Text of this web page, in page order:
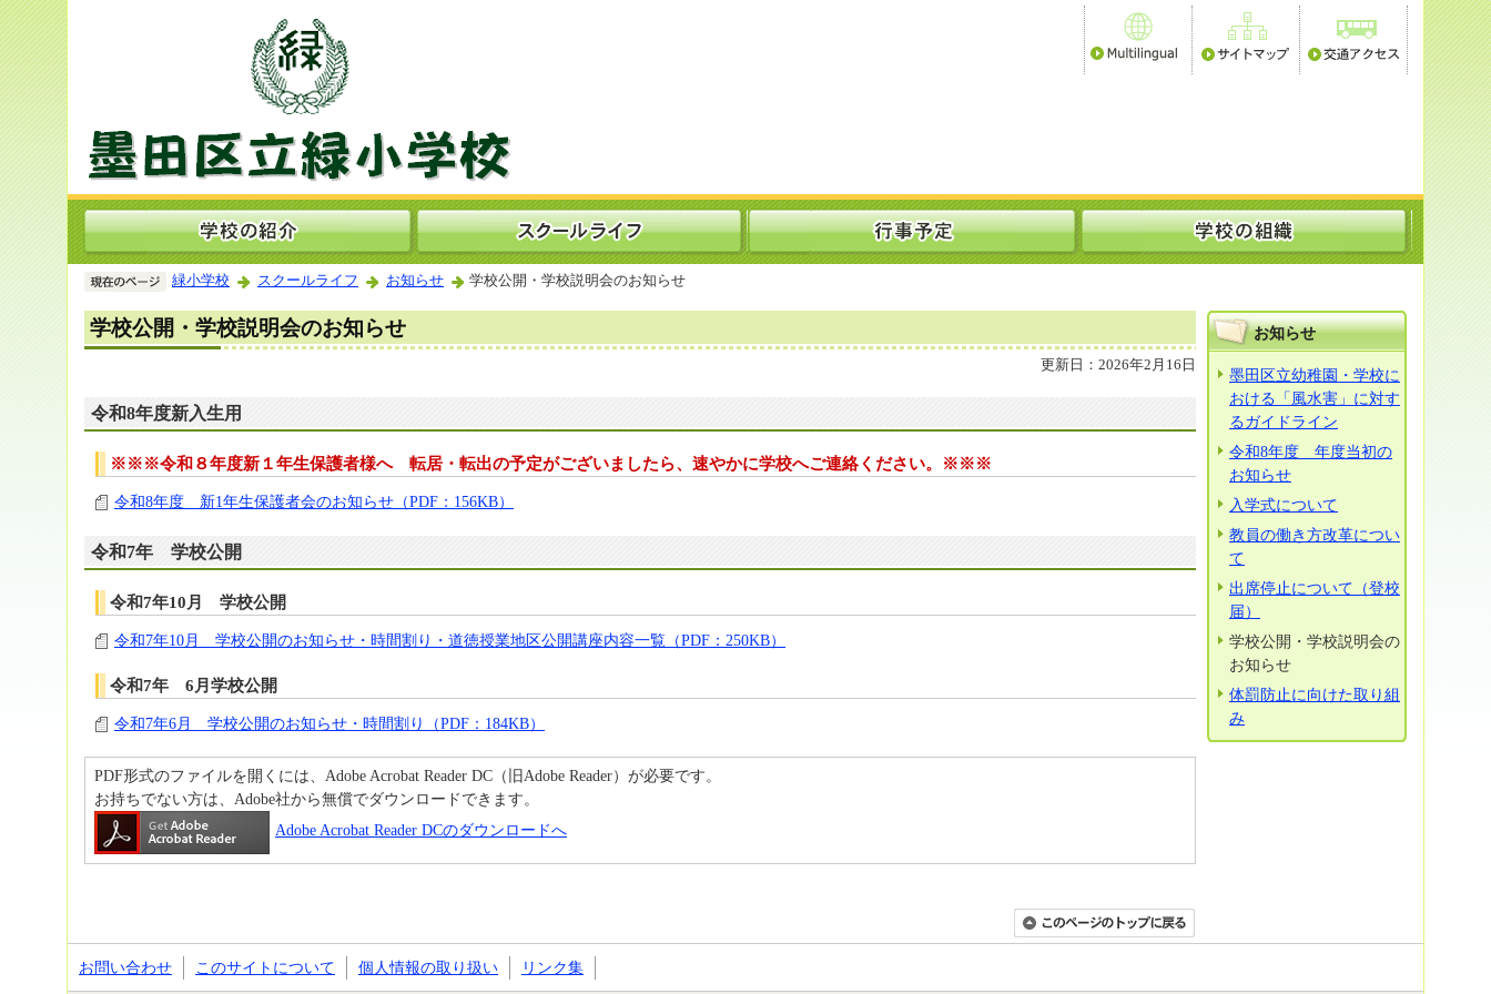
緑小学校 スクールライフ お知らせ 学校公開・学校説明会のお知らせ
学校公開・学校説明会のお知らせ
更新日：2026年2月16日
令和8年度新入生用
※※※令和８年度新１年生保護者様へ 転居・転出の予定がございましたら、速やかに学校へご連絡ください。※※※
令和8年度 新1年生保護者会のお知らせ（PDF：156KB）
令和7年 学校公開
令和7年10月 学校公開
令和7年10月 学校公開のお知らせ・時間割り・道徳授業地区公開講座内容一覧（PDF：250KB）
令和7年 6月学校公開
令和7年6月 学校公開のお知らせ・時間割り（PDF：184KB）
PDF形式のファイルを開くには、Adobe Acrobat Reader DC（旧Adobe Reader）が必要です。
お持ちでない方は、Adobe社から無償でダウンロードできます。
Adobe Acrobat Reader DCのダウンロードへ
お知らせ
墨田区立幼稚園・学校に
おける「風水害」に対す
るガイドライン
令和8年度 年度当初の
お知らせ
入学式について
教員の働き方改革につい
て
出席停止について（登校
届）
学校公開・学校説明会の
お知らせ
体罰防止に向けた取り組
み
お問い合わせ このサイトについて 個人情報の取り扱い リンク集